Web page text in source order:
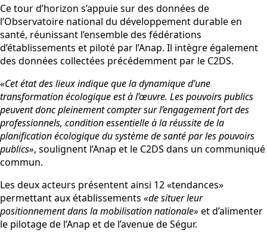
Ce tour d’horizon s’appuie sur des données de
l’Observatoire national du développement durable en
santé, réunissant l’ensemble des fédérations
d’établissements et piloté par l’Anap. Il intègre également
des données collectées précédemment par le C2DS.
«Cet état des lieux indique que la dynamique d’une
transformation écologique est à l’œuvre. Les pouvoirs publics
peuvent donc pleinement compter sur l’engagement fort des
professionnels, condition essentielle à la réussite de la
planification écologique du système de santé par les pouvoirs
publics», soulignent l’Anap et le C2DS dans un communiqué
commun.
Les deux acteurs présentent ainsi 12 «tendances»
permettant aux établissements «de situer leur
positionnement dans la mobilisation nationale» et d’alimenter
le pilotage de l’Anap et de l’avenue de Ségur.